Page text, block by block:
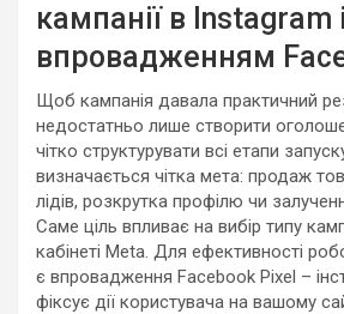
кампанії в Instagram
впровадженням
Щоб кампанія давала практичний
недостатньо лише створити
чітко структурувати всі етапи
визначається чітка мета: продаж
лідів, розкрутка профілю чи
Саме ціль впливає на вибір типу
кабінеті Meta. Для ефективності
є впровадження Facebook Pixel –
фіксує дії користувача на вашому